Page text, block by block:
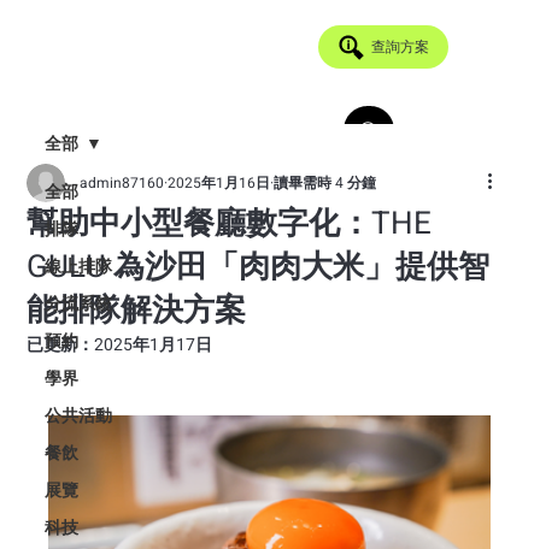
查詢方案
全部
排隊
線上排隊
分流系統
預約
學界
公共活動
餐飲
展覽
科技
全部
幫助中小型餐廳數字化：THE
GULU 為沙田「肉肉大米」提供智
能排隊解決方案
admin87160 2025年1月16日 讀畢需時 4 分鐘
已更新：2025年1月17日